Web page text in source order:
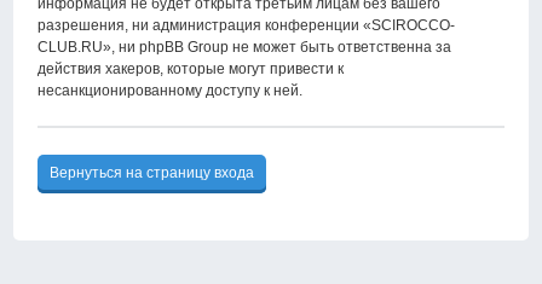
информация не будет открыта третьим лицам без вашего
разрешения, ни администрация конференции «SCIROCCO-
CLUB.RU», ни phpBB Group не может быть ответственна за
действия хакеров, которые могут привести к
несанкционированному доступу к ней.
Вернуться на страницу входа